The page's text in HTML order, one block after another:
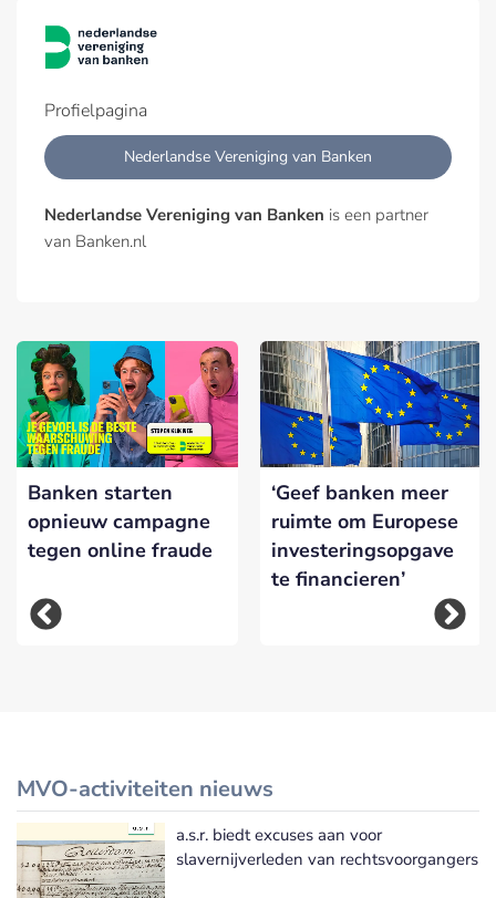
Profielpagina
Nederlandse Vereniging van Banken
Nederlandse Vereniging van Banken is een partner
van Banken.nl
Banken starten
opnieuw campagne
tegen online fraude
‘Geef banken meer
ruimte om Europese
investeringsopgave
te financieren’
MVO-activiteiten nieuws
Meer MVO-activiteiten nieuws
a.s.r. biedt excuses aan voor
slavernijverleden van rechtsvoorgangers